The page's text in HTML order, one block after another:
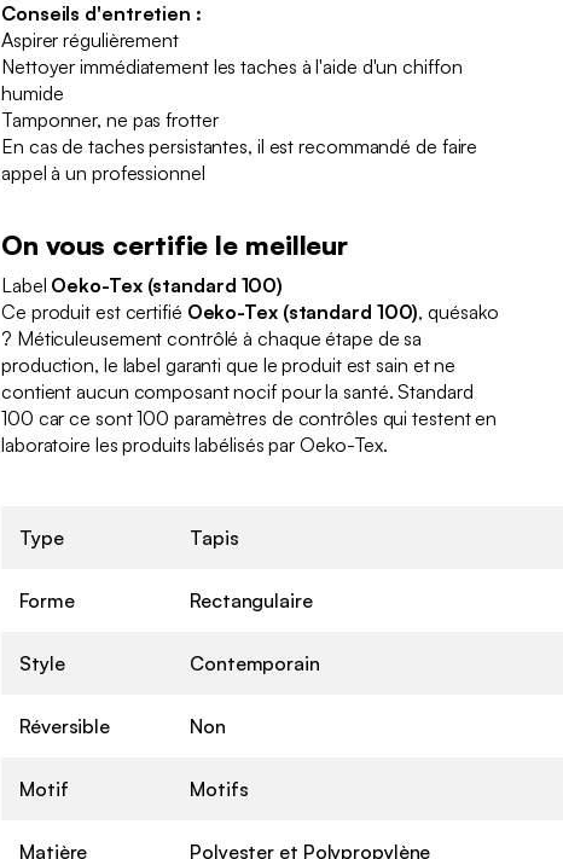
Conseils d'entretien :
Aspirer régulièrement
Nettoyer immédiatement les taches à l'aide d'un chiffon
humide
Tamponner, ne pas frotter
En cas de taches persistantes, il est recommandé de faire
appel à un professionnel
On vous certifie le meilleur
Label Oeko-Tex (standard 100)
Ce produit est certifié Oeko-Tex (standard 100), quésako
? Méticuleusement contrôlé à chaque étape de sa
production, le label garanti que le produit est sain et ne
contient aucun composant nocif pour la santé. Standard
100 car ce sont 100 paramètres de contrôles qui testent en
laboratoire les produits labélisés par Oeko-Tex.
Type Tapis
Forme Rectangulaire
Style Contemporain
Réversible Non
Motif Motifs
Matière Polyester et Polypropylène